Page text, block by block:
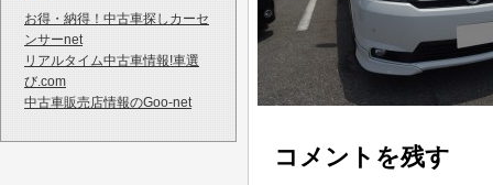
お得・納得！中古車探しカーセ
ンサーnet
リアルタイム中古車情報!車選
び.com
中古車販売店情報のGoo-net
コメントを残す